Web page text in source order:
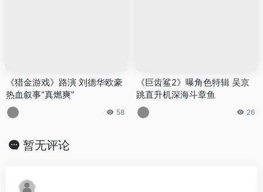
《猎金游戏》路演 刘德华欧豪
热血叙事“真燃爽”
58
《巨齿鲨2》曝角色特辑 吴京
跳直升机深海斗章鱼
26
暂无评论